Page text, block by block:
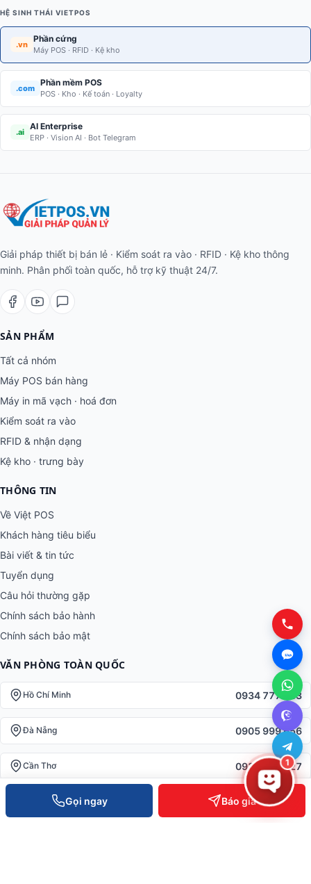
Gọi ngay Báo giá
HỆ SINH THÁI VIETPOS
.vn
Phần cứng
Máy POS · RFID · Kệ kho
.com
Phần mềm POS
POS · Kho · Kế toán · Loyalty
.ai
AI Enterprise
ERP · Vision AI · Bot Telegram
Giải pháp thiết bị bán lẻ · Kiểm soát ra vào · RFID · Kệ kho thông
minh. Phân phối toàn quốc, hỗ trợ kỹ thuật 24/7.
SẢN PHẨM
Tất cả nhóm
Máy POS bán hàng
Máy in mã vạch · hoá đơn
Kiểm soát ra vào
RFID & nhận dạng
Kệ kho · trưng bày
THÔNG TIN
Về Việt POS
Khách hàng tiêu biểu
Bài viết & tin tức
Tuyển dụng
Câu hỏi thường gặp
Chính sách bảo hành
Chính sách bảo mật
VĂN PHÒNG TOÀN QUỐC
Hồ Chí Minh 0934 777 443
Đà Nẵng 0905 999 656
Cần Thơ 0931 777 527
0937 845 333
1